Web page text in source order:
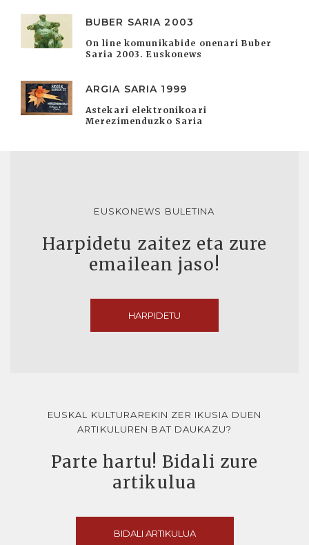
BUBER SARIA 2003
On line komunikabide onenari Buber
Saria 2003. Euskonews
ARGIA SARIA 1999
Astekari elektronikoari
Merezimenduzko Saria
EUSKONEWS BULETINA
Harpidetu zaitez eta zure
emailean jaso!
HARPIDETU
EUSKAL KULTURAREKIN ZER IKUSIA DUEN
ARTIKULUREN BAT DAUKAZU?
Parte hartu! Bidali zure
artikulua
BIDALI ARTIKULUA